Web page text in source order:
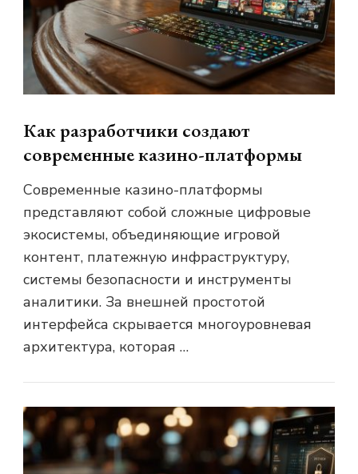
Как разработчики создают
современные казино-платформы
Современные казино-платформы
представляют собой сложные цифровые
экосистемы, объединяющие игровой
контент, платежную инфраструктуру,
системы безопасности и инструменты
аналитики. За внешней простотой
интерфейса скрывается многоуровневая
архитектура, которая …